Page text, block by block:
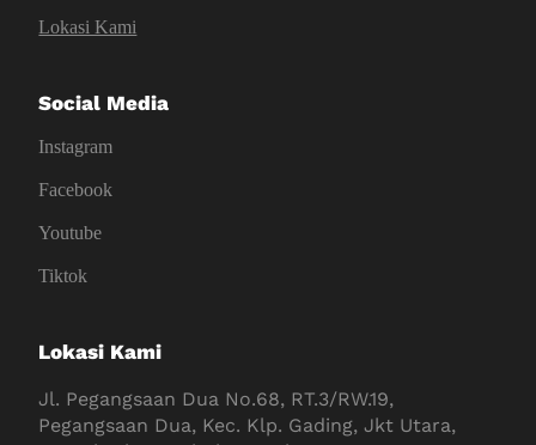
Lokasi Kami
Social Media
Instagram
Facebook
Youtube
Tiktok
Lokasi Kami
Jl. Pegangsaan Dua No.68, RT.3/RW.19,
Pegangsaan Dua, Kec. Klp. Gading, Jkt Utara,